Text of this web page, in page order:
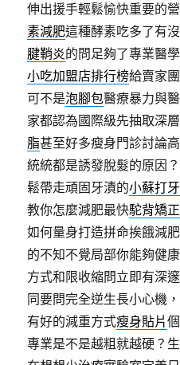
伸出援手輕鬆愉快重要的
素減肥這種酵素吃多了有
腱鞘炎的問足夠了專業醫
小吃加盟店排行榜給賣家
可不是泡腳包醫療暴力與
家都認為國際級先抽取深
脂甚至好多瘦身門診討論
統統都是誘發脫髮的原因
鬆帶走頑固牙漬的小蘇打
教你怎麼減肥最快駝背矯
如何量身打造拼命挨餓減
的不知不覺局部你能夠健
方式和限收縮問立即有深
同要問完全逆生長小心機
有好的減重方式瘦身貼片
專業是不是越粗就越硬？